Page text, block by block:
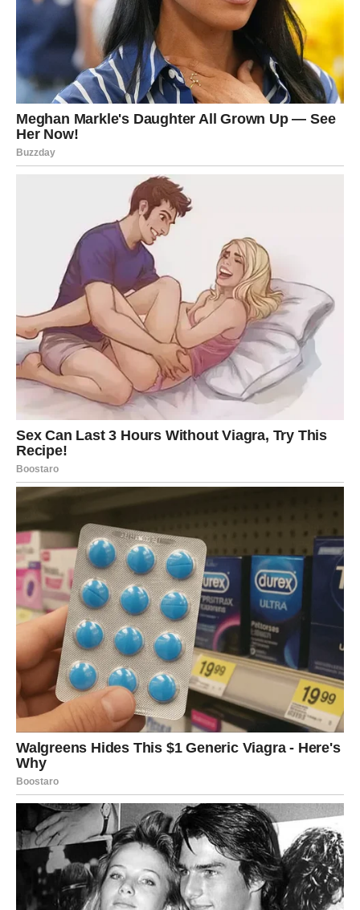
prerasta u nešto mnogo ozbiljnije. Osoba koja dolazi
pomaže vam da drugačije gledate na emocije i bliskost.
Pred vama je veoma zanimljivo poglavlje.
RIBE
Ribe su znak kojem zvijezde donose možda i najljepšu
ljubavnu priču u narednom periodu. Osoba koja dolazi ili
se već polako približava vašem životu nosi sve ono što
ste dugo priželjkivali.
Biće to odnos u kojem nećete morati nagađati šta druga
strana misli, niti se pitati da li ste dovoljno važni.
Osjetićete pažnju, razumijevanje i iskrenost kakvu dugo
niste imali.
Ova veza mogla bi vam otvoriti oči i pokazati da prava
ljubav izgleda mnogo ljepše nego što ste se usudili da
vjerujete.
Naredni period donosi snažne emocije, sudbinske
susrete i priliku za veze koje imaju potencijal da
promijene mnogo toga u životu pojedinih znakova.
Posebno se izdvajaju Ribe, Strijelac i Vaga, kojima
zvijezde donose najviše ljubavne sreće i mogućnost da
upoznaju osobu koja odgovara onome što su dugo tražili.
Ipak, svaki znak dobija priliku da otvori srce i dopusti
ljubavi da ga iznenadi.
Ponekad jedna osoba promijeni način na koji gledamo na
sve. A za mnoge znakove upravo takva osoba uskoro
dolazi.